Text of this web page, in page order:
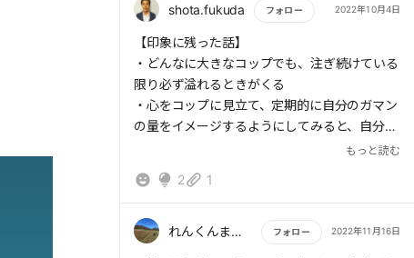
運にも加入してしまったとしたら、すぐに抜け
います。
抱え込んで悩んでいる人は、責任感が強く、
真面目な人が多い傾向にあります。仕事は手際
よくこなします。ただ、人に頼ることが苦手で
す。常に一人で悩みを抱え込むクセができてし
心のどこかでつらいと感じ、問題を自覚でき
ましょう。
shota.fukuda フォロー 2022年10月4日
もっと読む
【印象に残った話】
・どんなに大きなコップでも、注ぎ続けている
限り必ず溢れるときがくる
・心をコップに見立て、定期的に自分のガマン
の量をイメージするようにしてみると、自分の
ガマンの度合いに気づき、休むきっかけをつく
・断り下手な人におすすめなのは、自分の仕事
・頼ることは、個性の異なる人間同士が協力し
もっと読む
2 1
れんくんままさん フォロー 2022年11月16日